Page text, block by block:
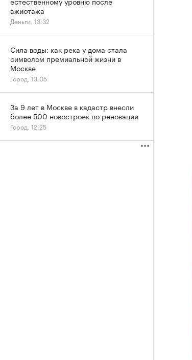
ажиотажа
Деньги, 13:32
Сила воды: как река у дома стала
символом премиальной жизни в
Москве
Город, 13:05
За 9 лет в Москве в кадастр внесли
более 500 новостроек по реновации
Город, 12:25